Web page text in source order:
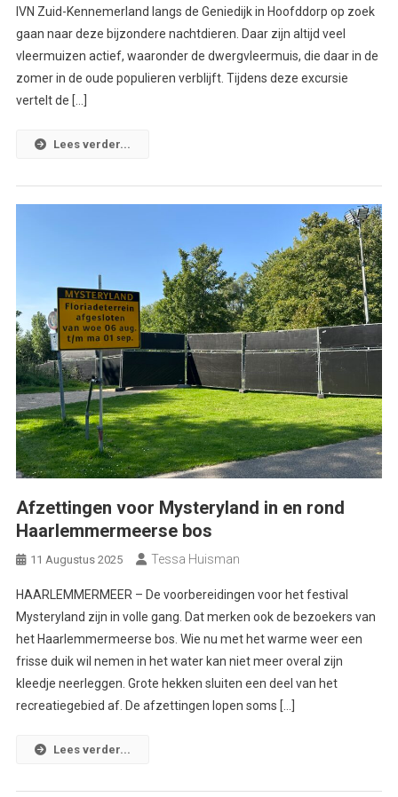
IVN Zuid-Kennemerland langs de Geniedijk in Hoofddorp op zoek
gaan naar deze bijzondere nachtdieren. Daar zijn altijd veel
vleermuizen actief, waaronder de dwergvleermuis, die daar in de
zomer in de oude populieren verblijft. Tijdens deze excursie
vertelt de […]
Lees verder...
Afzettingen voor Mysteryland in en rond
Haarlemmermeerse bos
11 Augustus 2025 Tessa Huisman
HAARLEMMERMEER – De voorbereidingen voor het festival
Mysteryland zijn in volle gang. Dat merken ook de bezoekers van
het Haarlemmermeerse bos. Wie nu met het warme weer een
frisse duik wil nemen in het water kan niet meer overal zijn
kleedje neerleggen. Grote hekken sluiten een deel van het
recreatiegebied af. De afzettingen lopen soms […]
Lees verder...